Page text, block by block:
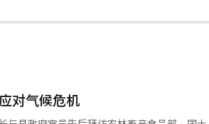
对气候危机